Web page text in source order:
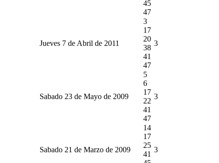
45
47
Jueves 7 de Abril de 2011
3
17
20
38
41
47
3
Sabado 23 de Mayo de 2009
5
6
17
22
41
47
3
Sabado 21 de Marzo de 2009
14
17
25
41
3